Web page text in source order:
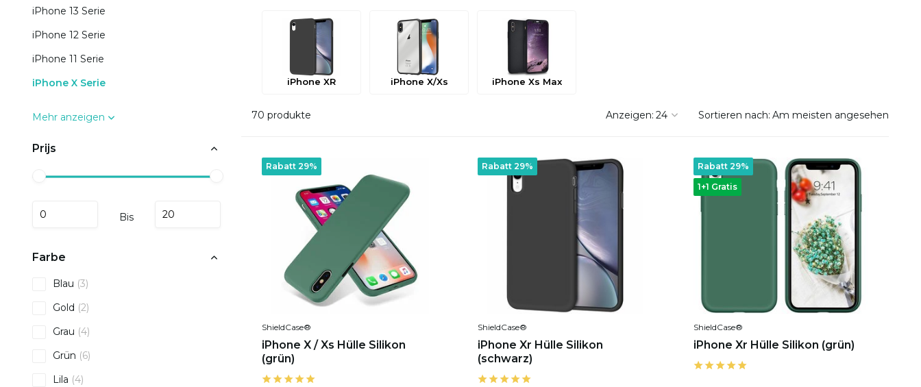
iPhone 13 Serie
iPhone 12 Serie
iPhone 11 Serie
iPhone X Serie
Mehr anzeigen
Prijs
Bis
Farbe
Blau (3)
Gold (2)
Grau (4)
Grün (6)
Lila (4)
iPhone XR iPhone X/Xs iPhone Xs Max
70 produkte Anzeigen: Sortieren nach:
Rabatt 29%
ShieldCase®
iPhone X / Xs Hülle Silikon
(grün)
Rabatt 29%
ShieldCase®
iPhone Xr Hülle Silikon
(schwarz)
1+1 Gratis
Rabatt 29%
ShieldCase®
iPhone Xr Hülle Silikon (grün)